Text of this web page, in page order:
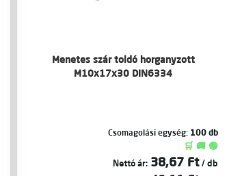
Menetes szár toldó horganyzott
M10x17x30 DIN6334
Csomagolási egység: 100 db
🛒 🚚 🟢
Nettó ár: 38,67 Ft / db